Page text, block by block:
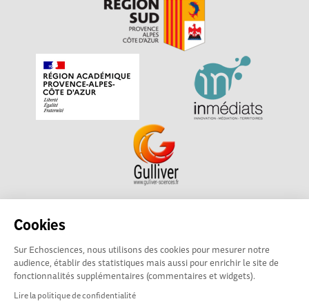
Cookies
Sur Echosciences, nous utilisons des cookies pour mesurer notre
audience, établir des statistiques mais aussi pour enrichir le site de
fonctionnalités supplémentaires (commentaires et widgets).
Lire la politique de confidentialité
Echosciences Sud Provence-Alpes-Côte d'Azur est à
académique pour la Recherche et l'Innovation Provence-
Alpes-Côte d'Azur. La plateforme est mise en oeuvre pour
vous parGulliver